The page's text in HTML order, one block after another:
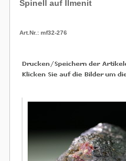
Spinell auf Ilmenit
Art.Nr.: mf32-276